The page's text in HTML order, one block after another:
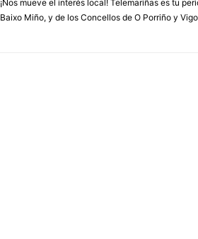
¡Nos mueve el interés local! Telemariñas es tu
Baixo Miño, y de los Concellos de O Porriño y